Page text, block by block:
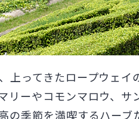
上ってきたロープウェイ
リーやコモンマロウ、
の季節を満喫するハー